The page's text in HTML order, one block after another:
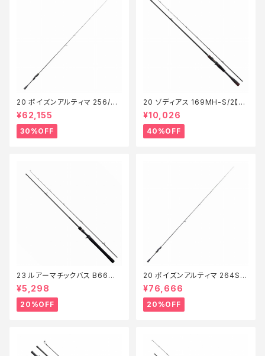
20 ポイズンアルティマ 256/51
0XUL-S【特価ロッド】【30】
¥62,155
30%OFF
20 ゾディアス 169MH-S/2【特
価竿】【40】
¥10,026
40%OFF
23 ルアーマチックバス B66ML
【特価ロッド】【20】
¥5,298
20%OFF
20 ポイズンアルティマ 264SU
LS【特価ロッド】【20】
¥76,666
20%OFF